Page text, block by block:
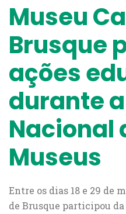
Museu
Brusque
ações
durante
Nacional
Museus
Entre os dias 18 e 29 de
de Brusque participou